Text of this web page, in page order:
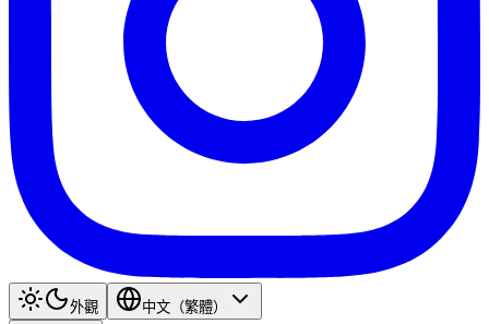
外觀
中文（繁體）